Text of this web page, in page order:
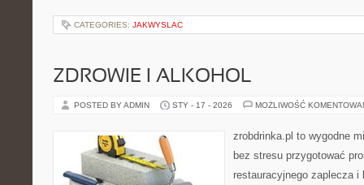
CATEGORIES: JAKWYSLAC
ZDROWIE I ALKOHOL
POSTED BY ADMIN STY - 17 - 2026 MOŻLIWOŚĆ
zrobdrinka.pl to wygodne
bez stresu przygotować
restauracyjnego zaplecza